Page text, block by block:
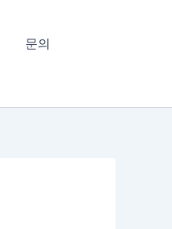
문의